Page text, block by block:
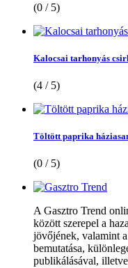
(0 / 5)
Kalocsai tarhonyás
(4 / 5)
Töltött paprika
(0 / 5)
A Gasztro Trend
között szerepel a
jövőjének, valamint
bemutatása,
publikálásával,